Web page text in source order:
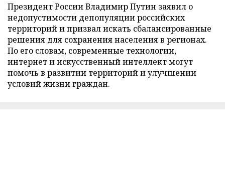
Президент России Владимир Путин заявил о
недопустимости депопуляции российских
территорий и призвал искать сбалансированные
решения для сохранения населения в регионах.
По его словам, современные технологии,
интернет и искусственный интеллект могут
помочь в развитии территорий и улучшении
условий жизни граждан.